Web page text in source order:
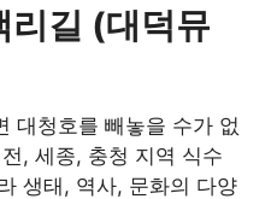
길 (대덕뮤
대청호를 빼놓을 수가 없
, 세종, 충청 지역 식수
생태, 역사, 문화의 다양